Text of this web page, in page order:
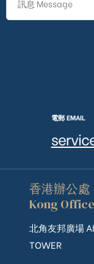
電郵 EMAIL
香港辦公處
Kong Office
北角友邦廣場
TOWER